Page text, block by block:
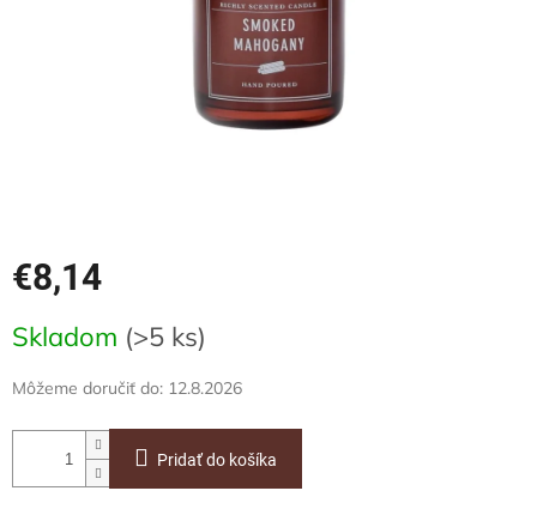
€8,14
cena:
Skladom (>5 ks)
Môžeme doručiť do: 12.8.2026
Pridať do košíka